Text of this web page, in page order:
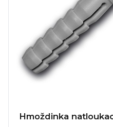
Hmoždinka